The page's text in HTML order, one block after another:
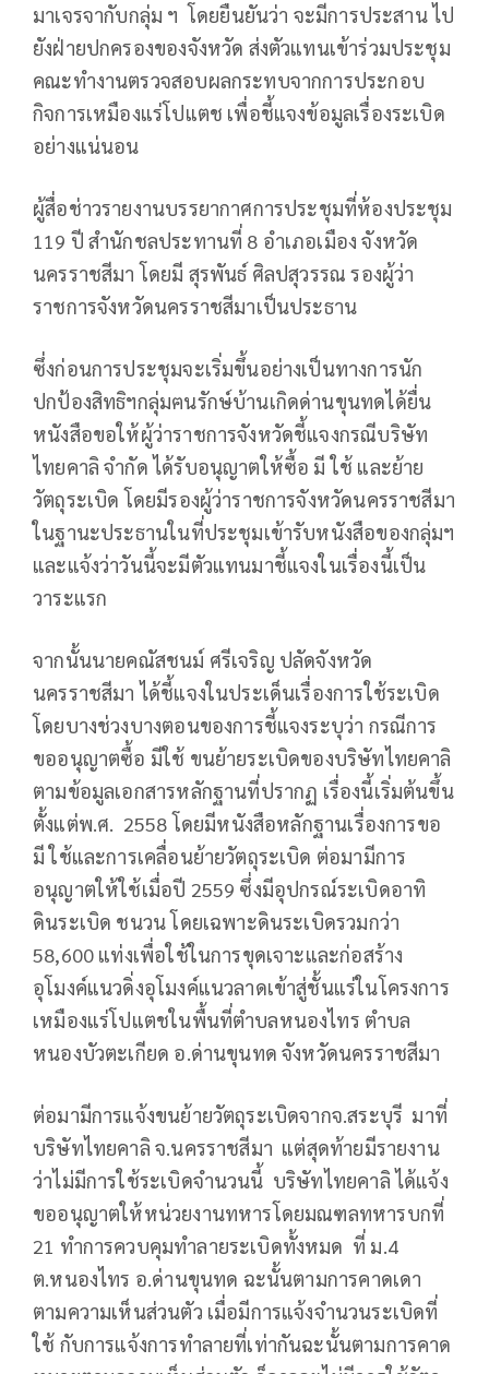
มาเจรจากับกลุ่ม ฯ โดยยืนยันว่า จะมีการประสาน ไป
ยังฝ่ายปกครองของจังหวัด ส่งตัวแทนเข้าร่วมประชุม
คณะทำงานตรวจสอบผลกระทบจากการประกอบ
กิจการเหมืองแร่โปแตช เพื่อชี้แจงข้อมูลเรื่องระเบิด
อย่างแน่นอน
ผู้สื่อช่าวรายงานบรรยากาศการประชุมที่ห้องประชุม
119 ปี สำนักชลประทานที่ 8 อำเภอเมือง จังหวัด
นครราชสีมา โดยมี สุรพันธ์ ศิลปสุวรรณ รองผู้ว่า
ราชการจังหวัดนครราชสีมาเป็นประธาน
ซึ่งก่อนการประชุมจะเริ่มขึ้นอย่างเป็นทางการนัก
ปกป้องสิทธิฯกลุ่มฅนรักษ์บ้านเกิดด่านขุนทดได้ยื่น
หนังสือขอให้ผู้ว่าราชการจังหวัดชี้แจงกรณีบริษัท
ไทยคาลิ จำกัด ได้รับอนุญาตให้ซื้อ มี ใช้ และย้าย
วัตถุระเบิด โดยมีรองผู้ว่าราชการจังหวัดนครราชสีมา
ในฐานะประธานในที่ประชุมเข้ารับหนังสือของกลุ่มฯ
และแจ้งว่าวันนี้จะมีตัวแทนมาชี้แจงในเรื่องนี้เป็น
วาระแรก
จากนั้นนายคณัสชนม์ ศรีเจริญ ปลัดจังหวัด
นครราชสีมา ได้ชี้แจงในประเด็นเรื่องการใช้ระเบิด
โดยบางช่วงบางตอนของการชี้แจงระบุว่า กรณีการ
ขออนุญาตซื้อ มีใช้ ขนย้ายระเบิดของบริษัทไทยคาลิ
ตามข้อมูลเอกสารหลักฐานที่ปรากฏ เรื่องนี้เริ่มต้นขึ้น
ตั้งแต่พ.ศ. 2558 โดยมีหนังสือหลักฐานเรื่องการขอ
มี ใช้และการเคลื่อนย้ายวัตถุระเบิด ต่อมามีการ
อนุญาตให้ใช้เมื่อปี 2559 ซึ่งมีอุปกรณ์ระเบิดอาทิ
ดินระเบิด ชนวน โดยเฉพาะดินระเบิดรวมกว่า
58,600 แท่งเพื่อใช้ในการขุดเจาะและก่อสร้าง
อุโมงค์แนวดิ่งอุโมงค์แนวลาดเข้าสู่ชั้นแร่ในโครงการ
เหมืองแร่โปแตชในพื้นที่ตำบลหนองไทร ตำบล
หนองบัวตะเกียด อ.ด่านขุนทด จังหวัดนครราชสีมา
ต่อมามีการแจ้งขนย้ายวัตถุระเบิดจากจ.สระบุรี มาที่
บริษัทไทยคาลิ จ.นครราชสีมา แต่สุดท้ายมีรายงาน
ว่าไม่มีการใช้ระเบิดจำนวนนี้ บริษัทไทยคาลิ ได้แจ้ง
ขออนุญาตให้หน่วยงานทหารโดยมณฑลทหารบกที่
21 ทำการควบคุมทำลายระเบิดทั้งหมด ที่ ม.4
ต.หนองไทร อ.ด่านขุนทด ฉะนั้นตามการคาดเดา
ตามความเห็นส่วนตัว เมื่อมีการแจ้งจำนวนระเบิดที่
ใช้ กับการแจ้งการทำลายที่เท่ากันฉะนั้นตามการคาด